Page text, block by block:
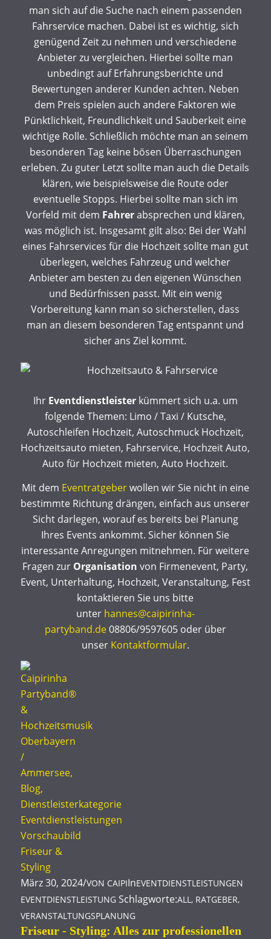
man sich auf die Suche nach einem passenden
Fahrservice machen. Dabei ist es wichtig, sich
genügend Zeit zu nehmen und verschiedene
Anbieter zu vergleichen. Hierbei sollte man
unbedingt auf Erfahrungsberichte und
Bewertungen anderer Kunden achten. Neben
dem Preis spielen auch andere Faktoren wie
Pünktlichkeit, Freundlichkeit und Sauberkeit eine
wichtige Rolle. Schließlich möchte man an seinem
besonderen Tag keine bösen Überraschungen
erleben. Zu guter Letzt sollte man auch die Details
klären, wie beispielsweise die Route oder
eventuelle Stopps. Hierbei sollte man sich im
Vorfeld mit dem Fahrerabsprechen und klären,
was möglich ist. Insgesamt gilt also: Bei der Wahl
eines Fahrservices für die Hochzeit sollte man gut
überlegen, welches Fahrzeug und welcher
Anbieter am besten zu den eigenen Wünschen
und Bedürfnissen passt. Mit ein wenig
Vorbereitung kann man so sicherstellen, dass
man an diesem besonderen Tag entspannt und
sicher ans Ziel kommt.
Ihr Eventdienstleister kümmert sich u.a. um
folgende Themen: Limo / Taxi / Kutsche,
Autoschleifen Hochzeit, Autoschmuck Hochzeit,
Hochzeitsauto mieten, Fahrservice, Hochzeit Auto,
Auto für Hochzeit mieten, Auto Hochzeit.
Mit dem Eventratgeberwollen wir Sie nicht in eine
bestimmte Richtung drängen, einfach aus unserer
Sicht darlegen, worauf es bereits bei Planung
Ihres Events ankommt. Sicher können Sie
interessante Anregungen mitnehmen. Für weitere
Fragen zur Organisation von Firmenevent, Party,
Event, Unterhaltung, Hochzeit, Veranstaltung, Fest
kontaktieren Sie uns bitte
unter hannes@caipirinha-
partyband.de 08806/9597605 oder über
unser Kontaktformular.
März 30, 2024/VON CAIPIInEVENTDIENSTLEISTUNGEN
EVENTDIENSTLEISTUNG Schlagworte:ALL, RATGEBER,
VERANSTALTUNGSPLANUNG
Friseur - Styling: Alles zur professionellen